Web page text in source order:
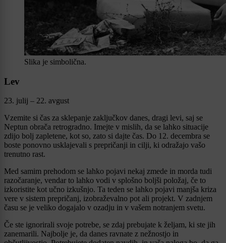
Slika je simbolična.
Lev
23. julij – 22. avgust
Vzemite si čas za sklepanje zaključkov danes, dragi levi, saj se
Neptun obrača retrogradno. Imejte v mislih, da se lahko situacije
zdijo bolj zapletene, kot so, zato si dajte čas. Do 12. decembra se
boste ponovno usklajevali s prepričanji in cilji, ki odražajo vašo
trenutno rast.
Med samim prehodom se lahko pojavi nekaj zmede in morda tudi
razočaranje, vendar to lahko vodi v splošno boljši položaj, če to
izkoristite kot učno izkušnjo. Ta teden se lahko pojavi manjša kriza
vere v sistem prepričanj, izobraževalno pot ali projekt. V zadnjem
času se je veliko dogajalo v ozadju in v vašem notranjem svetu.
Če ste ignorirali svoje potrebe, se zdaj prebujate k željam, ki ste jih
zanemarili. Najbolje je, da danes ravnate z nežnostjo in